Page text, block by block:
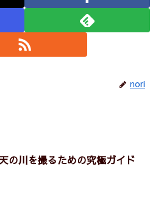
nori
の川を撮るための究極ガイド